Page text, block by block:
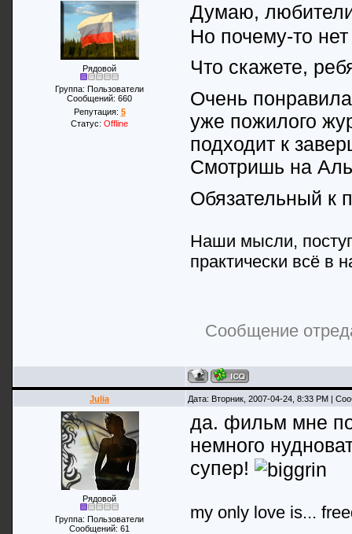
Рядовой
Группа: Пользователи
Сообщений: 660
Репутация: 5
Статус: Offline
Думаю,
Но почему-то
Что скажете,
Очень
уже пожилого
подходит к
Смотришь на
Обязательный к
Наши мысли,
практически всё в
Сообщение
Julia Дата: Вторник, 2007-04-24, 8:33 PM |
Рядовой
Группа: Пользователи
Сообщений: 61
да. фильм мне
немного
супер!
my only love is...